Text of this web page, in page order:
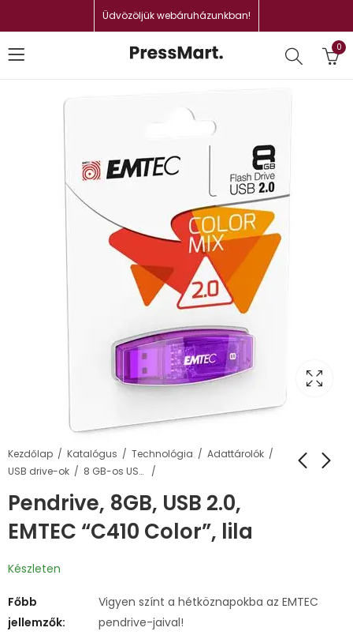
Üdvözöljük webáruházunkban!
0
Kezdőlap Katalógus Technológia
Adattárolók
USB drive-ok
8 GB-os USB pendrive-ok
Pendrive, 8GB, USB 2.0,
EMTEC “C410 Color”, lila
Készleten
Főbb
jellemzők:
Vigyen színt a hétköznapokba az EMTEC
pendrive-jaival!